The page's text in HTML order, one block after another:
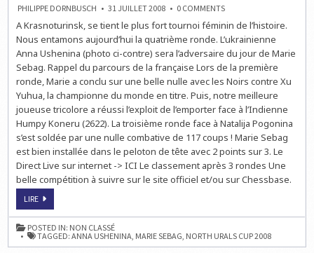
PHILIPPE DORNBUSCH 31 JUILLET 2008 0 COMMENTSON
URALS
2008:
LA
RONDE
4
AUJOURD’HUI
A Krasnoturinsk, se tient le plus fort tournoi féminin de l’histoire.
Nous entamons aujourd’hui la quatrième ronde. L’ukrainienne
Anna Ushenina (photo ci-contre) sera l’adversaire du jour de Marie
Sebag. Rappel du parcours de la française Lors de la première
ronde, Marie a conclu sur une belle nulle avec les Noirs contre Xu
Yuhua, la championne du monde en titre. Puis, notre meilleure
joueuse tricolore a réussi l’exploit de l’emporter face à l’Indienne
Humpy Koneru (2622). La troisième ronde face à Natalija Pogonina
s’est soldée par une nulle combative de 117 coups ! Marie Sebag
est bien installée dans le peloton de tête avec 2 points sur 3. Le
Direct Live sur internet -> ICI Le classement après 3 rondes Une
belle compétition à suivre sur le site officiel et/ou sur Chessbase.
LIRENORTH
CUP
2008:
LA
RONDE
4
POSTED IN: NON CLASSÉ
TAGGED:ANNA USHENINA, MARIE SEBAG, NORTH URALS CUP 2008